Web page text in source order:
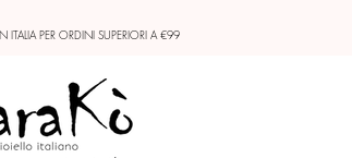
ITALIA PER ORDINI SUPERIORI A €99